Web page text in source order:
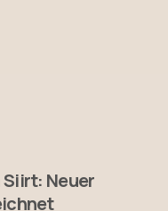
Neuer